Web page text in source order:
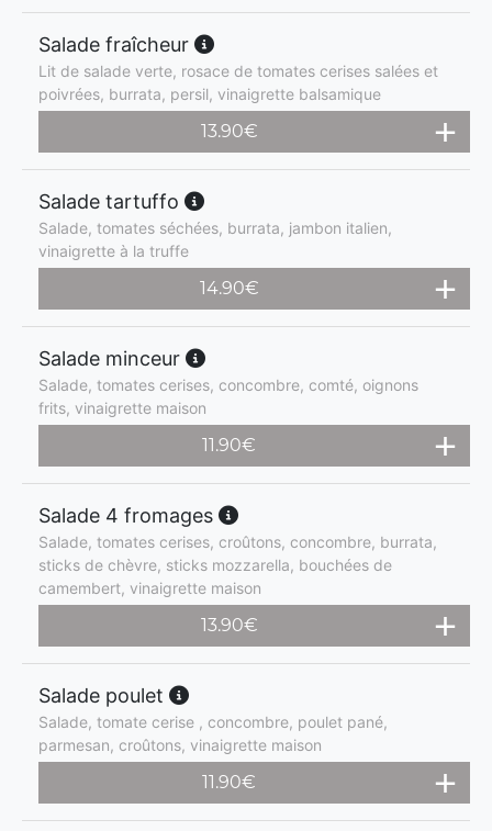
Salade fraîcheur
Lit de salade verte, rosace de tomates cerises salées et
poivrées, burrata, persil, vinaigrette balsamique
13.90€
Salade tartuffo
Salade, tomates séchées, burrata, jambon italien,
vinaigrette à la truffe
14.90€
Salade minceur
Salade, tomates cerises, concombre, comté, oignons
frits, vinaigrette maison
11.90€
Salade 4 fromages
Salade, tomates cerises, croûtons, concombre, burrata,
sticks de chèvre, sticks mozzarella, bouchées de
camembert, vinaigrette maison
13.90€
Salade poulet
Salade, tomate cerise , concombre, poulet pané,
parmesan, croûtons, vinaigrette maison
11.90€